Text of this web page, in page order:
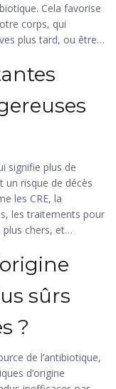
Cela favorise
corps, qui
plus tard, ou être
signifie plus de
un risque de décès
les CRE, la
les traitements pour
chers, et
sûrs
?
de l’antibiotique,
d’origine